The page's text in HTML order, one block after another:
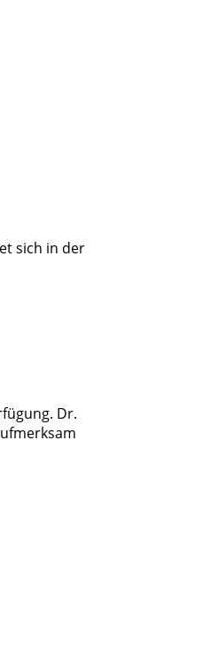
sich in der
Dr.